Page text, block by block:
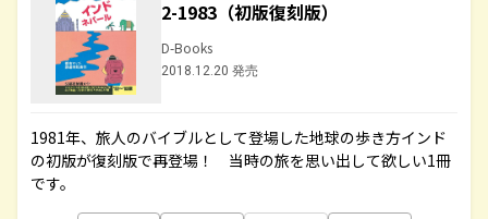
2-1983（初版復刻版）
D-Books
2018.12.20 発売
1981年、旅人のバイブルとして登場した地球の歩き方インド
の初版が復刻版で再登場！ 当時の旅を思い出して欲しい1冊
です。